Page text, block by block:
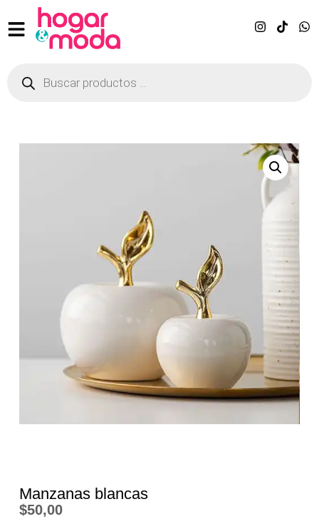
Manzanas blancas
$50,00